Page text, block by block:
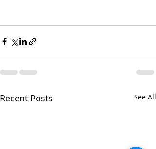
Recent Posts See All